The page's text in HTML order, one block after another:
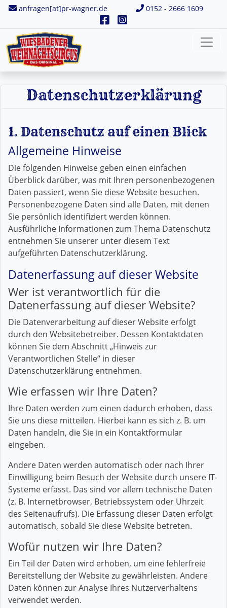
anfragen[at]pr-wagner.de 0152 - 2666 1609
Datenschutz­erklärung
1. Datenschutz auf einen Blick
Allgemeine Hinweise
Die folgenden Hinweise geben einen einfachen
Überblick darüber, was mit Ihren personenbezogenen
Daten passiert, wenn Sie diese Website besuchen.
Personenbezogene Daten sind alle Daten, mit denen
Sie persönlich identifiziert werden können.
Ausführliche Informationen zum Thema Datenschutz
entnehmen Sie unserer unter diesem Text
aufgeführten Datenschutzerklärung.
Datenerfassung auf dieser Website
Wer ist verantwortlich für die
Datenerfassung auf dieser Website?
Die Datenverarbeitung auf dieser Website erfolgt
durch den Websitebetreiber. Dessen Kontaktdaten
können Sie dem Abschnitt „Hinweis zur
Verantwortlichen Stelle“ in dieser
Datenschutzerklärung entnehmen.
Wie erfassen wir Ihre Daten?
Ihre Daten werden zum einen dadurch erhoben, dass
Sie uns diese mitteilen. Hierbei kann es sich z. B. um
Daten handeln, die Sie in ein Kontaktformular
eingeben.
Andere Daten werden automatisch oder nach Ihrer
Einwilligung beim Besuch der Website durch unsere IT-
Systeme erfasst. Das sind vor allem technische Daten
(z. B. Internetbrowser, Betriebssystem oder Uhrzeit
des Seitenaufrufs). Die Erfassung dieser Daten erfolgt
automatisch, sobald Sie diese Website betreten.
Wofür nutzen wir Ihre Daten?
Ein Teil der Daten wird erhoben, um eine fehlerfreie
Bereitstellung der Website zu gewährleisten. Andere
Daten können zur Analyse Ihres Nutzerverhaltens
verwendet werden.